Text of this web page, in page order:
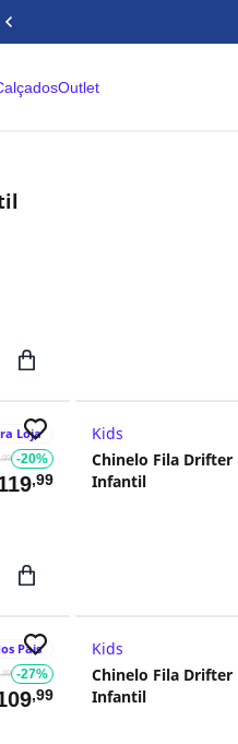
Outlet
Loja
-20%
,99
Kids
Chinelo Fila Drifter
Infantil
Pais
-27%
,99
Kids
Chinelo Fila Drifter
Infantil